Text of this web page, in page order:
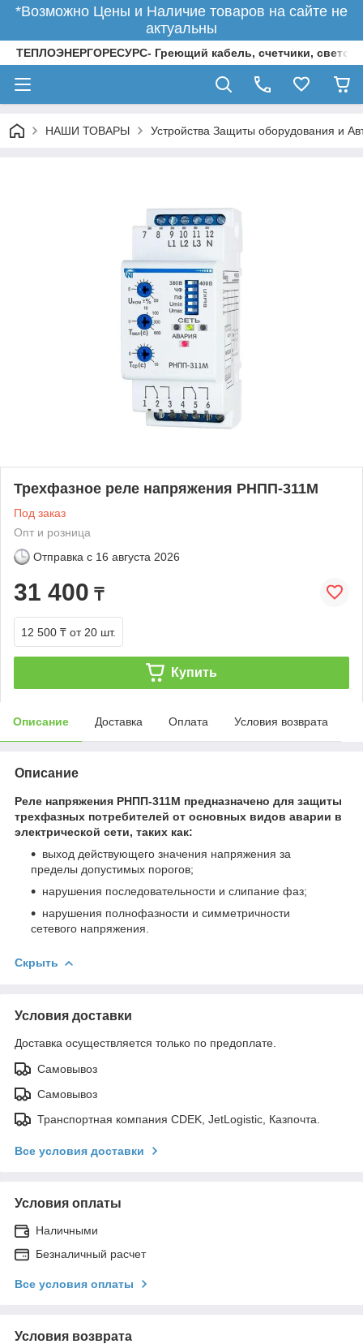
*Возможно Цены и Наличие товаров на сайте не
актуальны
ТЕПЛОЭНЕРГОРЕСУРС- Греющий кабель, счетчики,
НАШИ ТОВАРЫ Устройства Защиты оборудования и
Трехфазное реле напряжения РНПП-311М
Под заказ
Опт и розница
Отправка с 16 августа 2026
31 400 ₸
12 500 ₸ от 20 шт.
Купить
Описание Доставка Оплата Условия возврата
Описание
Реле напряжения РНПП-311М предназначено для защиты
трехфазных потребителей от основных видов аварии в
электрической сети, таких как:
выход действующего значения напряжения за
пределы допустимых порогов;
нарушения последовательности и слипание фаз;
нарушения полнофазности и симметричности
сетевого напряжения.
Скрыть
Условия доставки
Доставка осуществляется только по предоплате.
Самовывоз
Самовывоз
Транспортная компания CDEK, JetLogistic, Казпочта.
Все условия доставки
Условия оплаты
Наличными
Безналичный расчет
Все условия оплаты
Условия возврата